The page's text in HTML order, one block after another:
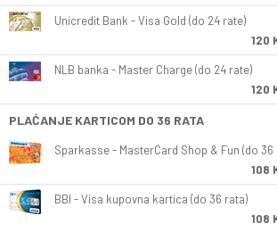
Unicredit Bank - Visa Gold (do 24 rate)
120
NLB banka - Master Charge (do 24 rate)
120
PLAĆANJE KARTICOM DO 36 RATA
Sparkasse - MasterCard Shop & Fun (do 36
108
BBI - Visa kupovna kartica (do 36 rata)
108